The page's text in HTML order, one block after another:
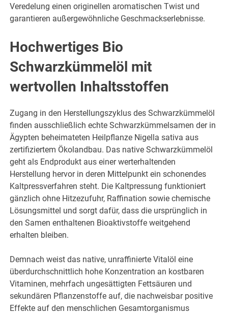
Veredelung einen originellen aromatischen Twist und
garantieren außergewöhnliche Geschmackserlebnisse.
Hochwertiges Bio
Schwarzkümmelöl mit
wertvollen Inhaltsstoffen
Zugang in den Herstellungszyklus des Schwarzkümmelöl
finden ausschließlich echte Schwarzkümmelsamen der in
Ägypten beheimateten Heilpflanze Nigella sativa aus
zertifiziertem Ökolandbau. Das native Schwarzkümmelöl
geht als Endprodukt aus einer werterhaltenden
Herstellung hervor in deren Mittelpunkt ein schonendes
Kaltpressverfahren steht. Die Kaltpressung funktioniert
gänzlich ohne Hitzezufuhr, Raffination sowie chemische
Lösungsmittel und sorgt dafür, dass die ursprünglich in
den Samen enthaltenen Bioaktivstoffe weitgehend
erhalten bleiben.
Demnach weist das native, unraffinierte Vitalöl eine
überdurchschnittlich hohe Konzentration an kostbaren
Vitaminen, mehrfach ungesättigten Fettsäuren und
sekundären Pflanzenstoffe auf, die nachweisbar positive
Effekte auf den menschlichen Gesamtorganismus